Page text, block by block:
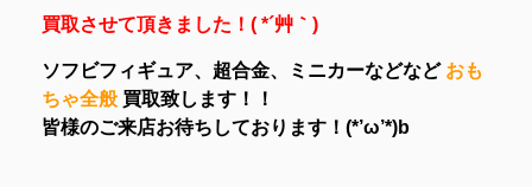
買取させて頂きました！( *´艸｀)
ソフビフィギュア、超合金、ミニカーなどなど おも
ちゃ全般買取致します！！
皆様のご来店お待ちしております！(*’ω’*)b